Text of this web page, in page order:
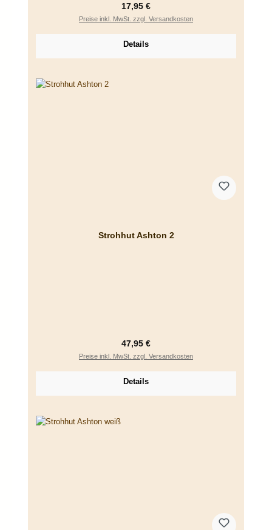
Regulärer Preis:
17,95 €
Preise inkl. MwSt. zzgl. Versandkosten
Details
Strohhut Ashton 2
Regulärer Preis:
47,95 €
Preise inkl. MwSt. zzgl. Versandkosten
Details